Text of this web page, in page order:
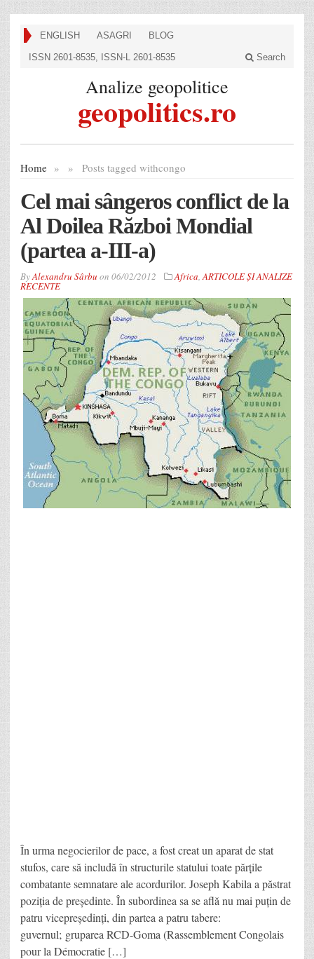
ENGLISH ASAGRI BLOG
ISSN 2601-8535, ISSN-L 2601-8535 Search
Analize geopolitice
geopolitics.ro
Home » Posts tagged with
» congo
Cel mai sângeros conflict de la
Al Doilea Război Mondial
(partea a-III-a)
ByAlexandru Sârbu on 06/02/2012 Africa,ARTICOLE ȘI ANALIZE
RECENTE
În urma negocierilor de pace, a fost creat un aparat de stat
stufos, care să includă în structurile statului toate părțile
combatante semnatare ale acordurilor. Joseph Kabila a păstrat
poziția de președinte. În subordinea sa se află nu mai puțin de
patru vicepreședinți, din partea a patru tabere:
guvernul; gruparea RCD-Goma (Rassemblement Congolais
pour la Démocratie […]